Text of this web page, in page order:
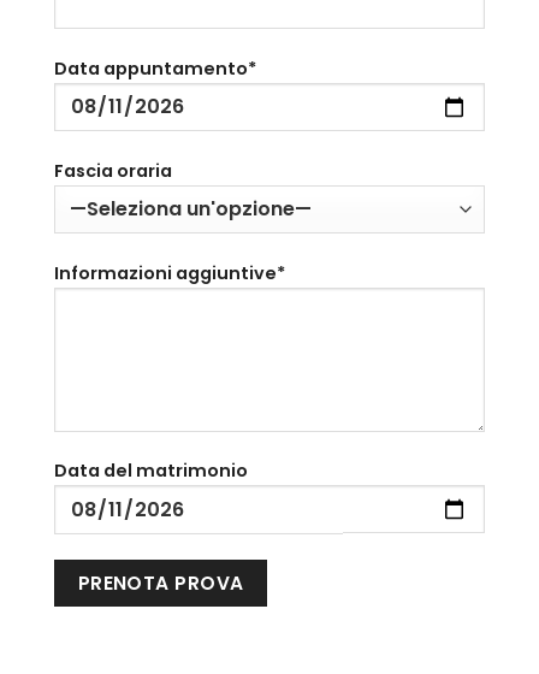
Data appuntamento*
Fascia oraria
Informazioni aggiuntive*
Data del matrimonio